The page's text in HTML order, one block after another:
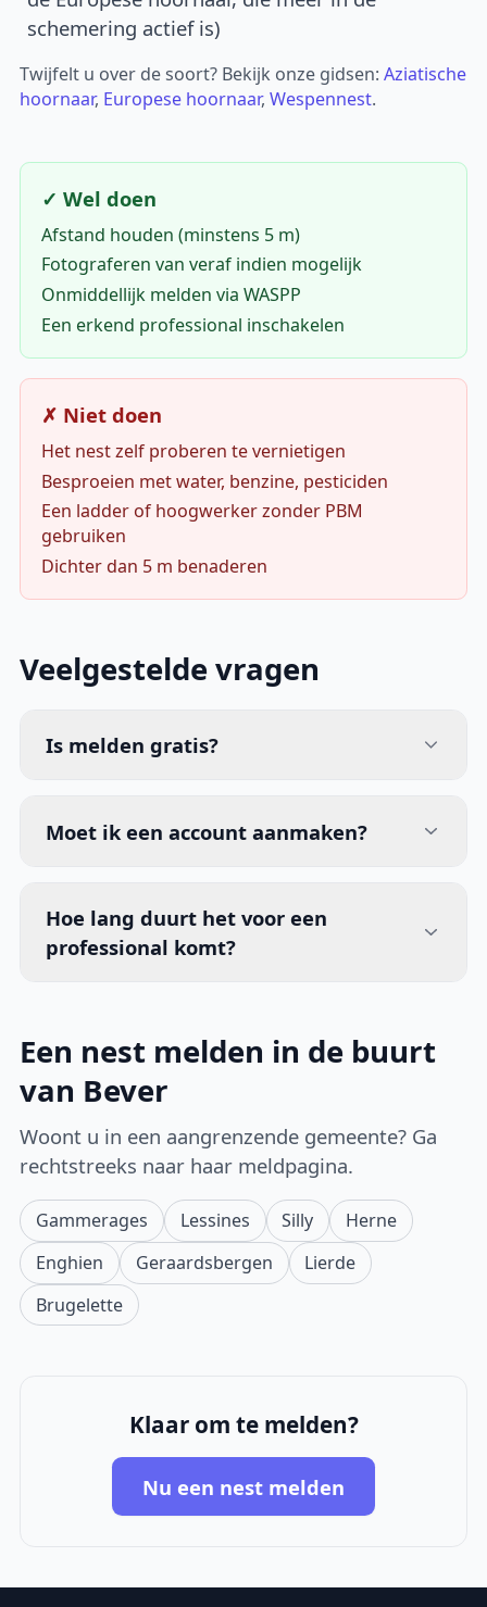
schemering actief is)
Twijfelt u over de soort? Bekijk onze gidsen:Aziatische
hoornaar, Europese hoornaar,Wespennest.
✓ Wel doen
Afstand houden (minstens 5 m)
Fotograferen van veraf indien mogelijk
Onmiddellijk melden via WASPP
Een erkend professional inschakelen
✗ Niet doen
Het nest zelf proberen te vernietigen
Besproeien met water, benzine, pesticiden
Een ladder of hoogwerker zonder PBM
gebruiken
Dichter dan 5 m benaderen
Veelgestelde vragen
Is melden gratis?
Moet ik een account aanmaken?
Hoe lang duurt het voor een
professional komt?
Een nest melden in de buurt
van Bever
Woont u in een aangrenzende gemeente? Ga
rechtstreeks naar haar meldpagina.
Gammerages Lessines Silly
Herne
Enghien
Geraardsbergen
Lierde
Brugelette
Klaar om te melden?
Nu een nest melden